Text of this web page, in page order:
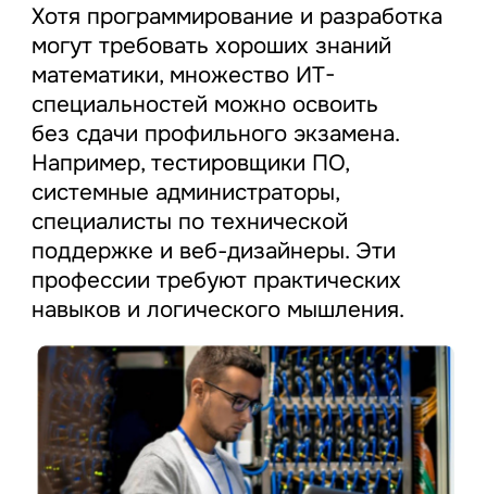
Хотя программирование и разработка
могут требовать хороших знаний
математики, множество ИТ-
специальностей можно освоить
без сдачи профильного экзамена.
Например, тестировщики ПО,
системные администраторы,
специалисты по технической
поддержке и веб-дизайнеры. Эти
профессии требуют практических
навыков и логического мышления.